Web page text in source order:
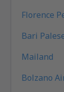
Florence
Bari
Mailand
Bolzano